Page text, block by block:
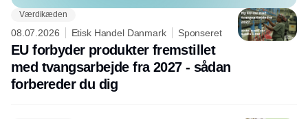
Værdikæden
08.07.2026 Etisk Handel Danmark Sponseret
EU forbyder produkter fremstillet
med tvangsarbejde fra 2027 - sådan
forbereder du dig